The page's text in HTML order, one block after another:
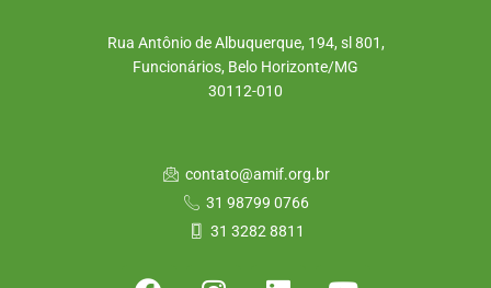
Rua Antônio de Albuquerque, 194, sl 801,
Funcionários, Belo Horizonte/MG
30112-010
contato@amif.org.br
31 98799 0766
31 3282 8811